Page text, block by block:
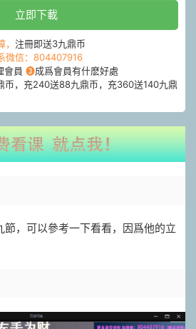
立即下載
注冊即送3九鼎币
微信：804407916
會員 ❸成爲會員有什麽好處
币，充240送88九鼎币，充360送140九鼎
節，可以參考一下看看，因爲他的立